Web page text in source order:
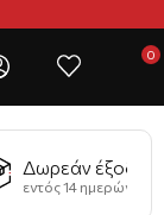
Δωρεάν έξοδα
εντός 14 ημερών